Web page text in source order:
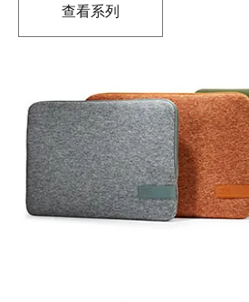
查看系列在新标签页中打开